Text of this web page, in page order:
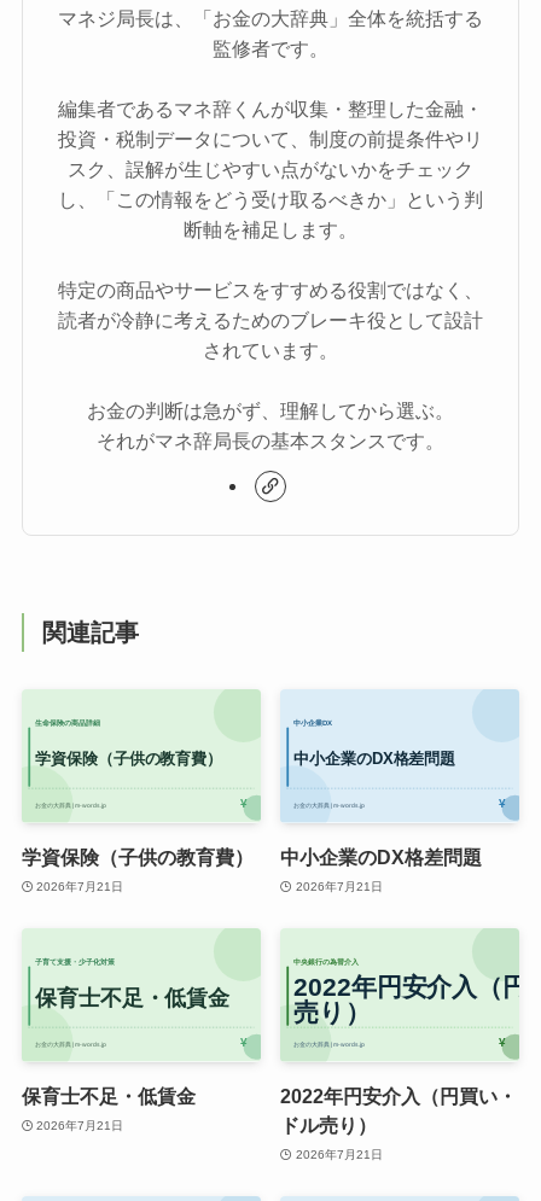
マネジ局長は、「お金の大辞典」全体を統括する
監修者です。
編集者であるマネ辞くんが収集・整理した金融・
投資・税制データについて、制度の前提条件やリ
スク、誤解が生じやすい点がないかをチェック
し、「この情報をどう受け取るべきか」という判
断軸を補足します。
特定の商品やサービスをすすめる役割ではなく、
読者が冷静に考えるためのブレーキ役として設計
されています。
お金の判断は急がず、理解してから選ぶ。
それがマネ辞局長の基本スタンスです。
関連記事
学資保険（子供の教育費）
2026年7月21日
中小企業のDX格差問題
2026年7月21日
保育士不足・低賃金
2026年7月21日
2022年円安介入（円買い・
ドル売り）
2026年7月21日